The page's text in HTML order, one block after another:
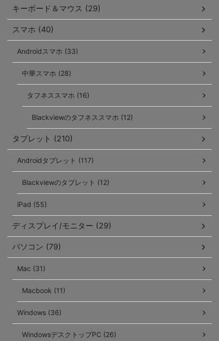
キーボード＆マウス (29)
スマホ (40)
Androidスマホ (33)
中華スマホ (28)
タフネススマホ (16)
Blackviewのタフネススマホ (12)
タブレット (210)
Androidタブレット (117)
Blackviewのタブレット (12)
iPad (55)
ディスプレイ/モニター (29)
パソコン (79)
Mac (31)
Macbook (11)
Windows (36)
WindowsデスクトップPC (26)